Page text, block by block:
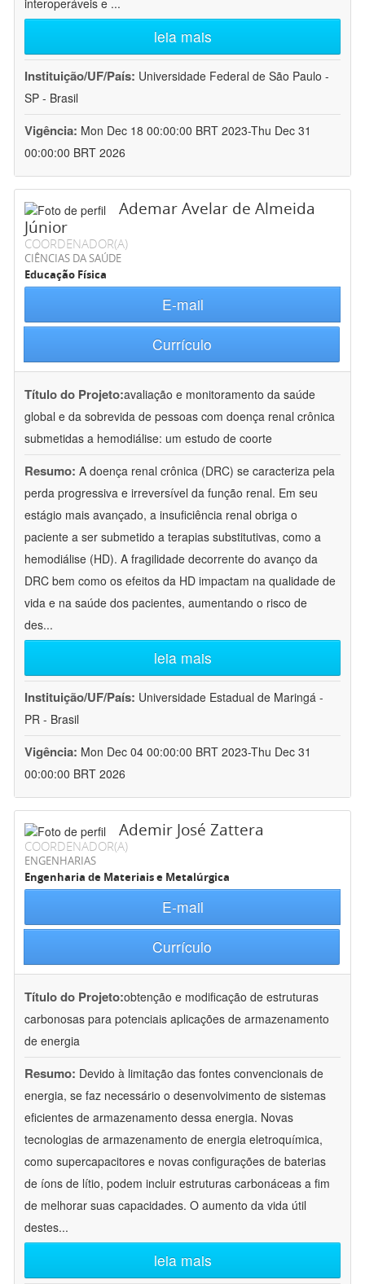
interoperáveis e ...
leia mais
Instituição/UF/País: Universidade Federal de São Paulo -
SP - Brasil
Vigência: Mon Dec 18 00:00:00 BRT 2023-Thu Dec 31
00:00:00 BRT 2026
Ademar Avelar de Almeida
Júnior
COORDENADOR(A)
CIÊNCIAS DA SAÚDE
Educação Física
E-mail
Currículo
Título do Projeto:avaliação e monitoramento da saúde
global e da sobrevida de pessoas com doença renal crônica
submetidas a hemodiálise: um estudo de coorte
Resumo: A doença renal crônica (DRC) se caracteriza pela
perda progressiva e irreversível da função renal. Em seu
estágio mais avançado, a insuficiência renal obriga o
paciente a ser submetido a terapias substitutivas, como a
hemodiálise (HD). A fragilidade decorrente do avanço da
DRC bem como os efeitos da HD impactam na qualidade de
vida e na saúde dos pacientes, aumentando o risco de
des...
leia mais
Instituição/UF/País: Universidade Estadual de Maringá -
PR - Brasil
Vigência: Mon Dec 04 00:00:00 BRT 2023-Thu Dec 31
00:00:00 BRT 2026
Ademir José Zattera
COORDENADOR(A)
ENGENHARIAS
Engenharia de Materiais e Metalúrgica
E-mail
Currículo
Título do Projeto:obtenção e modificação de estruturas
carbonosas para potenciais aplicações de armazenamento
de energia
Resumo: Devido à limitação das fontes convencionais de
energia, se faz necessário o desenvolvimento de sistemas
eficientes de armazenamento dessa energia. Novas
tecnologias de armazenamento de energia eletroquímica,
como supercapacitores e novas configurações de baterias
de íons de lítio, podem incluir estruturas carbonáceas a fim
de melhorar suas capacidades. O aumento da vida útil
destes...
leia mais